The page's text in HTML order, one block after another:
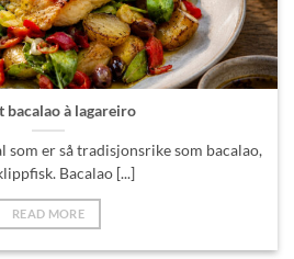
bacalao à lagareiro
er så tradisjonsrike som bacalao,
Bacalao [...]
READ MORE